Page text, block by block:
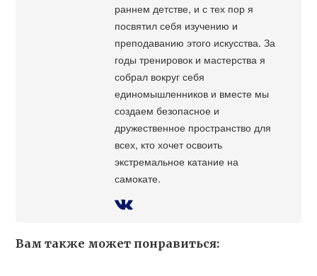
раннем детстве, и с тех пор я
посвятил себя изучению и
преподаванию этого искусства. За
годы тренировок и мастерства я
собрал вокруг себя
единомышленников и вместе мы
создаем безопасное и
дружественное пространство для
всех, кто хочет освоить
экстремальное катание на
самокате.
Вам также может понравиться: